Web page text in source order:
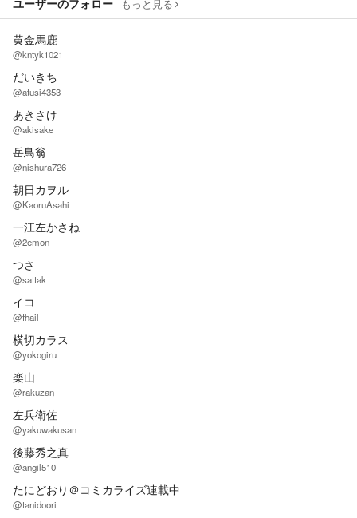
ユーザーのフォロー もっと見る
黄金馬鹿
@kntyk1021
だいきち
@atusi4353
あきさけ
@akisake
岳鳥翁
@nishura726
朝日カヲル
@KaoruAsahi
一江左かさね
@2emon
つさ
@sattak
イコ
@fhail
横切カラス
@yokogiru
楽山
@rakuzan
左兵衛佐
@yakuwakusan
後藤秀之真
@angil510
たにどおり＠コミカライズ連載中
@tanidoori